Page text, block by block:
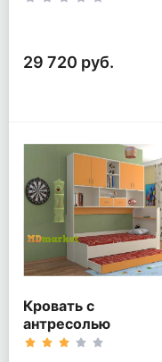
29 720 руб.
Кровать с
антресолью
Дельта-21.03 Тренд